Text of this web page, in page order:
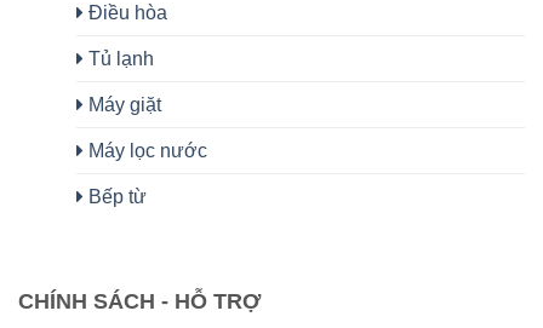
Điều hòa
Tủ lạnh
Máy giặt
Máy lọc nước
Bếp từ
CHÍNH SÁCH - HỖ TRỢ